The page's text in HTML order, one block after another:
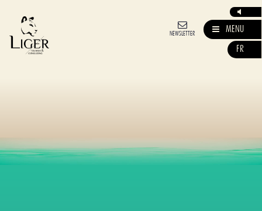
NEWSLETTER
MENU
FR